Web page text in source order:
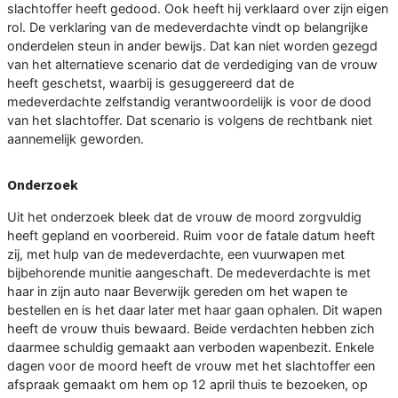
slachtoffer heeft gedood. Ook heeft hij verklaard over zijn eigen
rol. De verklaring van de medeverdachte vindt op belangrijke
onderdelen steun in ander bewijs. Dat kan niet worden gezegd
van het alternatieve scenario dat de verdediging van de vrouw
heeft geschetst, waarbij is gesuggereerd dat de
medeverdachte zelfstandig verantwoordelijk is voor de dood
van het slachtoffer. Dat scenario is volgens de rechtbank niet
aannemelijk geworden.
Onderzoek
Uit het onderzoek bleek dat de vrouw de moord zorgvuldig
heeft gepland en voorbereid. Ruim voor de fatale datum heeft
zij, met hulp van de medeverdachte, een vuurwapen met
bijbehorende munitie aangeschaft. De medeverdachte is met
haar in zijn auto naar Beverwijk gereden om het wapen te
bestellen en is het daar later met haar gaan ophalen. Dit wapen
heeft de vrouw thuis bewaard. Beide verdachten hebben zich
daarmee schuldig gemaakt aan verboden wapenbezit. Enkele
dagen voor de moord heeft de vrouw met het slachtoffer een
afspraak gemaakt om hem op 12 april thuis te bezoeken, op